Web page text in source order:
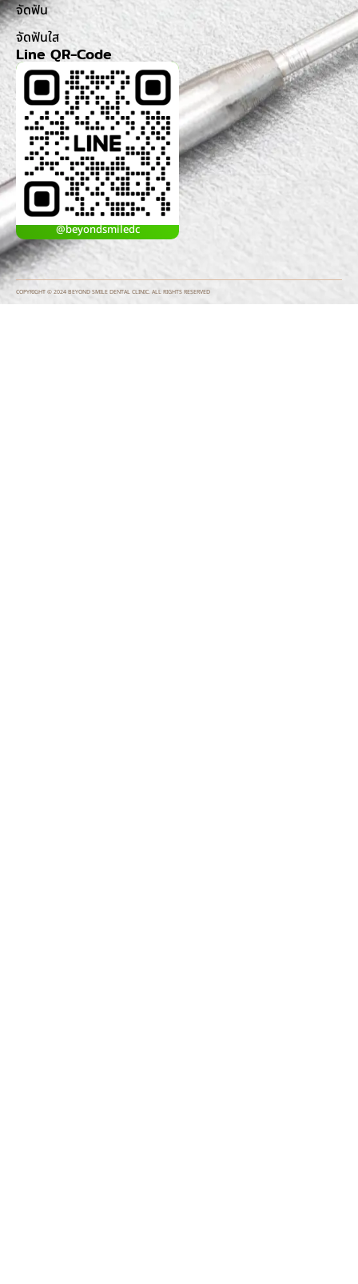
จัดฟัน
จัดฟันใส
Line QR-Code
@beyondsmiledc
COPYRIGHT © 2024 BEYOND SMILE DENTAL CLINIC. ALL RIGHTS RESERVED